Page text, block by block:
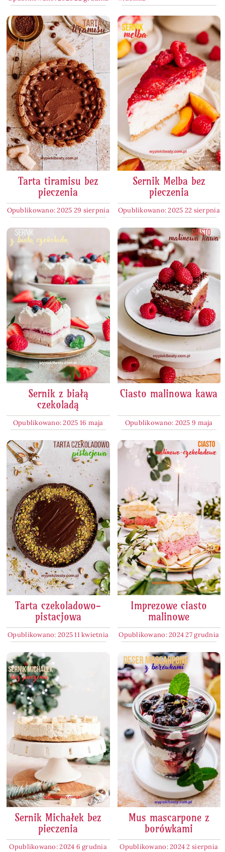
Tarta tiramisu bez
pieczenia
Opublikowano: 2025 29 sierpnia
Sernik Melba bez
pieczenia
Opublikowano: 2025 22 sierpnia
Sernik z białą
czekoladą
Opublikowano: 2025 16 maja
Ciasto malinowa kawa
Opublikowano: 2025 9 maja
Tarta czekoladowo-
pistacjowa
Opublikowano: 2025 11 kwietnia
Imprezowe ciasto
malinowe
Opublikowano: 2024 27 grudnia
Sernik Michałek bez
pieczenia
Opublikowano: 2024 6 grudnia
Mus mascarpone z
borówkami
Opublikowano: 2024 2 sierpnia